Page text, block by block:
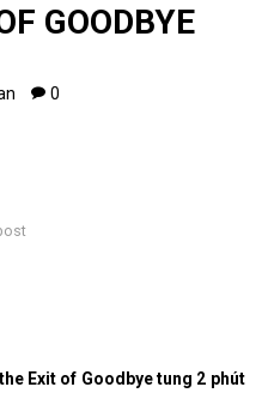
GOODBYE
0
Exit of Goodbye tung 2 phút